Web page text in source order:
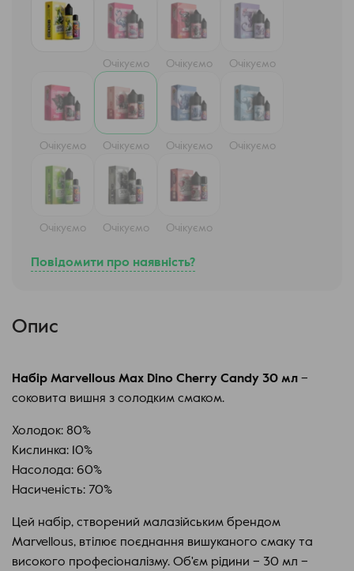
Очікуємо Очікуємо Очікуємо
Очікуємо Очікуємо Очікуємо Очікуємо
Очікуємо Очікуємо Очікуємо
Повідомити про наявність?
Опис
Набір Marvellous Max Dino Cherry Candy 30 мл –
соковита вишня з солодким смаком.
Холодок: 80%
Кислинка: 10%
Насолода: 60%
Насиченість: 70%
Цей набір, створений малазійським брендом
Marvellous, втілює поєднання вишуканого смаку та
високого професіоналізму. Об'єм рідини – 30 мл –